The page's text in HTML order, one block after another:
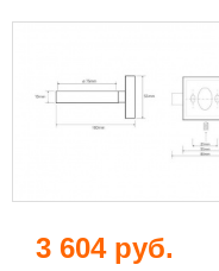
3 604 руб.